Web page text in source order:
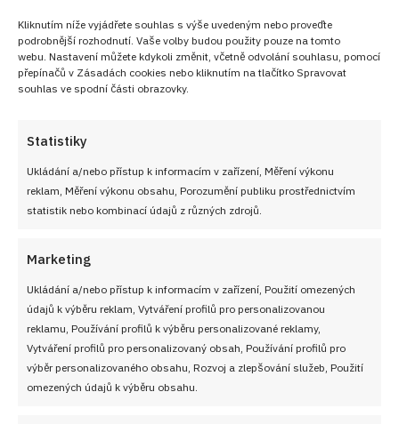
Kliknutím níže vyjádřete souhlas s výše uvedeným nebo proveďte
podrobnější rozhodnutí. Vaše volby budou použity pouze na tomto
webu. Nastavení můžete kdykoli změnit, včetně odvolání souhlasu, pomocí
přepínačů v Zásadách cookies nebo kliknutím na tlačítko Spravovat
souhlas ve spodní části obrazovky.
Statistiky
Ukládání a/nebo přístup k informacím v zařízení, Měření výkonu
reklam, Měření výkonu obsahu, Porozumění publiku prostřednictvím
statistik nebo kombinací údajů z různých zdrojů.
Marketing
Ukládání a/nebo přístup k informacím v zařízení, Použití omezených
údajů k výběru reklam, Vytváření profilů pro personalizovanou
reklamu, Používání profilů k výběru personalizované reklamy,
Vytváření profilů pro personalizovaný obsah, Používání profilů pro
výběr personalizovaného obsahu, Rozvoj a zlepšování služeb, Použití
omezených údajů k výběru obsahu.